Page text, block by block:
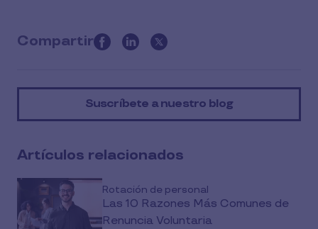
Compartir
this
on
Suscríbete a nuestro blog
Artículos relacionados
Rotación de personal
Las 10 Razones Más Comunes de
Renuncia Voluntaria